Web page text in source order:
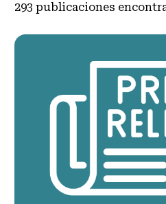
Involucrarse
293 publicaciones